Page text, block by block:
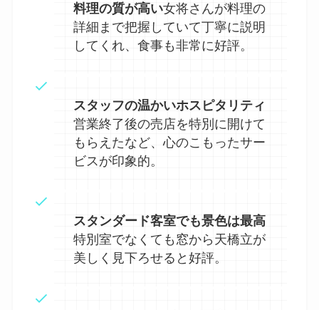
料理の質が高い女将さんが料理の
詳細まで把握していて丁寧に説明
してくれ、食事も非常に好評。
スタッフの温かいホスピタリティ
営業終了後の売店を特別に開けて
もらえたなど、心のこもったサー
ビスが印象的。
スタンダード客室でも景色は最高
特別室でなくても窓から天橋立が
美しく見下ろせると好評。